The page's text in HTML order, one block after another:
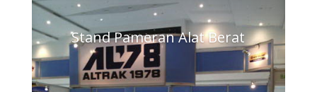
Stand Pameran Alat Berat